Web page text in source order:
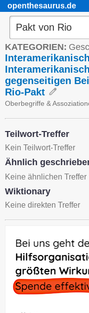
openthesaurus.de
KATEGORIEN:
gegenseitigen
Rio-Pakt
Oberbegriffe &
Teilwort-Treffer
Kein Teilwort-Treffer
Ähnlich
Keine ähnlichen Treffer
Wiktionary
Keine direkten Treffer